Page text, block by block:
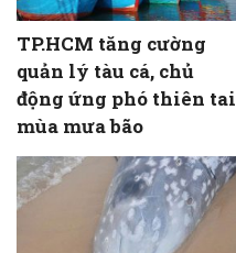
TP.HCM tăng cường
quản lý tàu cá, chủ
động ứng phó thiên tai
mùa mưa bão